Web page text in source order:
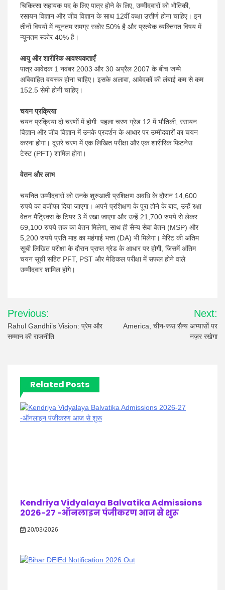
चिकित्सा सहायक पद के लिए पात्र होने के लिए, उम्मीदवारों को भौतिकी,
रसायन विज्ञान और जीव विज्ञान के साथ 12वीं कक्षा उत्तीर्ण होना चाहिए। इन
तीनों विषयों में न्यूनतम समग्र स्कोर 50% है और प्रत्येक व्यक्तिगत विषय में
न्यूनतम स्कोर 40% है।
आयु और शारीरिक आवश्यकताएँ
पात्र आवेदक 1 नवंबर 2003 और 30 अप्रैल 2007 के बीच जन्मे
अविवाहित वयस्क होना चाहिए। इसके अलावा, आवेदकों की लंबाई कम से कम
152.5 सेमी होनी चाहिए।
चयन प्रक्रिया
चयन प्रक्रिया दो चरणों में होगी: पहला चरण ग्रेड 12 में भौतिकी, रसायन
विज्ञान और जीव विज्ञान में उनके प्रदर्शन के आधार पर उम्मीदवारों का चयन
करना होगा। दूसरे चरण में एक लिखित परीक्षा और एक शारीरिक फिटनेस
टेस्ट (PFT) शामिल होगा।
वेतन और लाभ
चयनित उम्मीदवारों को उनके शुरुआती प्रशिक्षण अवधि के दौरान 14,600
रुपये का वजीफा दिया जाएगा। अपने प्रशिक्षण के पूरा होने के बाद, उन्हें रक्षा
वेतन मैट्रिक्स के टियर 3 में रखा जाएगा और उन्हें 21,700 रुपये से लेकर
69,100 रुपये तक का वेतन मिलेगा, साथ ही सैन्य सेवा वेतन (MSP) और
5,200 रुपये प्रति माह का महंगाई भत्ता (DA) भी मिलेगा। मेरिट की अंतिम
सूची लिखित परीक्षा के दौरान प्राप्त ग्रेड के आधार पर होगी, जिसमें अंतिम
चयन सूची सहित PFT, PST और मेडिकल परीक्षा में सफल होने वाले
उम्मीदवार शामिल होंगे।
Post
navigation
Previous:
Rahul Gandhi’s Vision: प्रेम और
सम्मान की राजनीति
Next:
America, चीन-रूस सैन्य अभ्यासों पर
नज़र रखेगा
Related Posts
Kendriya Vidyalaya Balvatika Admissions
2026-27 -ऑनलाइन पंजीकरण आज से शुरू
20/03/2026